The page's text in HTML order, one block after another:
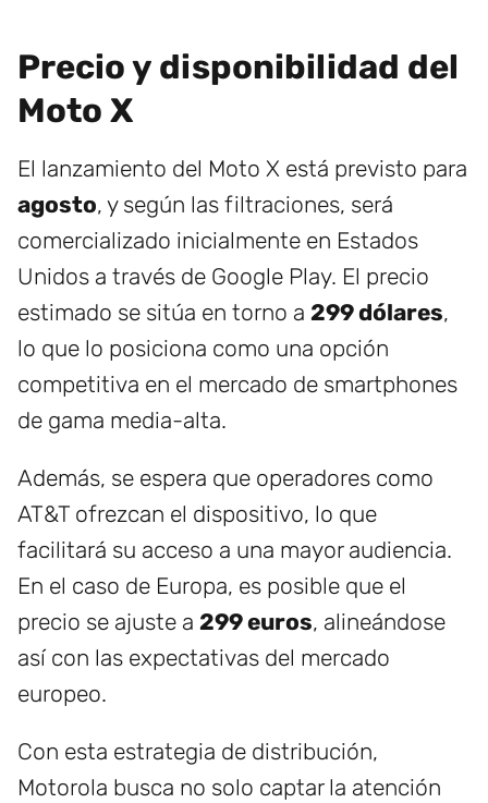
Precio y disponibilidad del
Moto X
El lanzamiento del Moto X está previsto para
agosto, y según las filtraciones, será
comercializado inicialmente en Estados
Unidos a través de Google Play. El precio
estimado se sitúa en torno a 299 dólares,
lo que lo posiciona como una opción
competitiva en el mercado de smartphones
de gama media-alta.
Además, se espera que operadores como
AT&T ofrezcan el dispositivo, lo que
facilitará su acceso a una mayor audiencia.
En el caso de Europa, es posible que el
precio se ajuste a 299 euros, alineándose
así con las expectativas del mercado
europeo.
Con esta estrategia de distribución,
Motorola busca no solo captar la atención